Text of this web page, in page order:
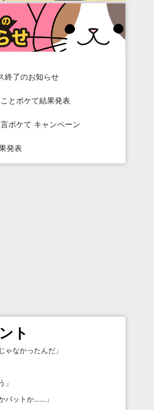
終了のお知らせ
とボケて結果発表
ボケて キャンペーン
発表
ト
ゃなかったんだ 」
」
バットか…… 」